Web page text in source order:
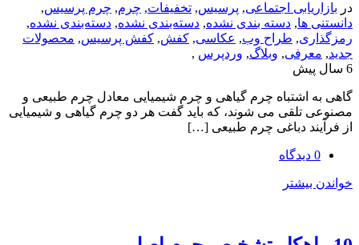
اجتماعی پرسیس, تخفیفات ,چرم,چرم پرسیس,
,دسته بندی نشده,دسته‌بندی نشده,دسته‌بندی نشده,
,طراح وب,عکاسی, کفش, کفش پرسیس , محصولات
, وبلاگ, وردپرس ,
اشتباه چرم گیاهی و چرم شیمیایی معادل چرم طبیعی و
می شوند، که باید گفت هر دو چرم گیاهی و شیمیایی
دباغی چرم طبیعی […]